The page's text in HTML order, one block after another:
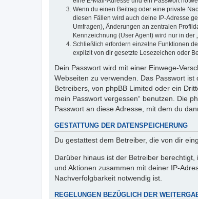
Wenn du einen Beitrag oder eine private
diesen Fällen wird auch deine IP-Adresse
Umfragen), Änderungen an zentralen
Kennzeichnung (User Agent) wird nur in der
Schließlich erfordern einzelne Funktionen
explizit von dir gesetzte Lesezeichen oder
Dein Passwort wird mit einer Einwege-
Webseiten zu verwenden. Das Passwort
Betreibers, von phpBB Limited oder ein
mein Passwort vergessen“ benutzen. Die
Passwort an diese Adresse, mit dem du
GESTATTUNG DER DATENSPEICHERUNG
Du gestattest dem Betreiber, die von dir
Darüber hinaus ist der Betreiber
und Aktionen zusammen mit deiner IP-
Nachverfolgbarkeit notwendig ist.
REGELUNGEN BEZÜGLICH DER